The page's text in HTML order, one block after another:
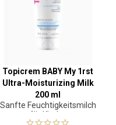
Topicrem BABY My 1rst
Ultra-Moisturizing Milk
200 ml
Sanfte Feuchtigkeitsmilch
für Kinder